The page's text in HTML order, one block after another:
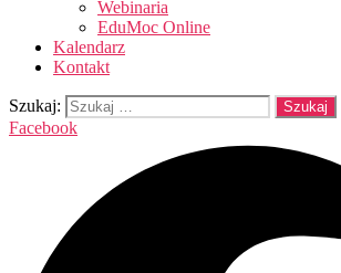
Webinaria
EduMoc Online
Kalendarz
Kontakt
Szukaj:
Facebook